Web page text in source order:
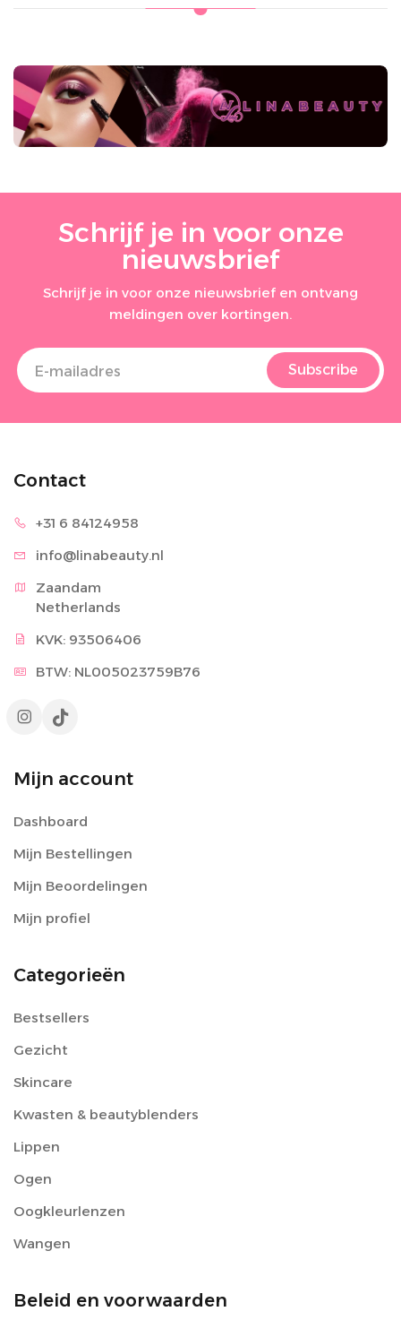
Schrijf je in voor onze
nieuwsbrief
Schrijf je in voor onze nieuwsbrief en ontvang
meldingen over kortingen.
Subscribe
Contact
+31 6 84124958
info@linabeauty.nl
Zaandam
Netherlands
KVK: 93506406
BTW: NL005023759B76
Mijn account
Dashboard
Mijn Bestellingen
Mijn Beoordelingen
Mijn profiel
Categorieën
Bestsellers
Gezicht
Skincare
Kwasten & beautyblenders
Lippen
Ogen
Oogkleurlenzen
Wangen
Beleid en voorwaarden